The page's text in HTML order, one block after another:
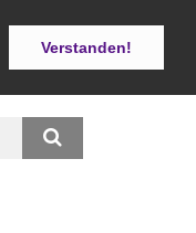
Verstanden!